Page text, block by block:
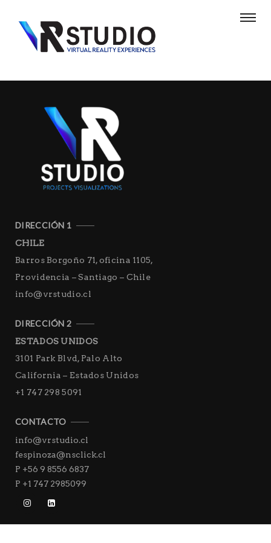
DIRECCIÓN 1
CHILE
Barros Borgoño 71, oficina 1105,
Providencia – Santiago – Chile
info@vrstudio.cl
DIRECCIÓN 2
ESTADOS UNIDOS
3101 Park Blvd, Palo Alto
California – Estados Unidos
+1 747 298 5091
CONTACTO
info@vrstudio.cl
fespinoza@nsclick.cl
P +56 9 8556 6837
P +1 747 2985099